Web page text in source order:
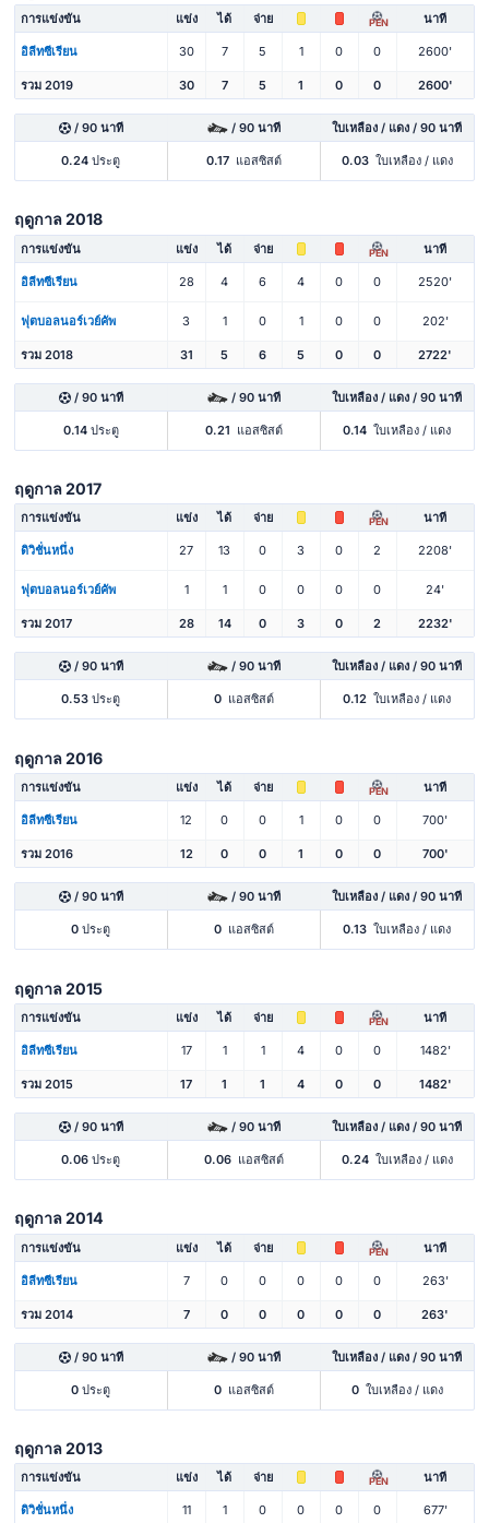
การแข่งขัน แข่ง ได้ จ่าย PEN นาที
อิลีทซีเรียน 30 7 5 1 0 0 2600'
รวม 2019 30 7 5 1 0 0 2600'
/ 90 นาที / 90 นาที ใบเหลือง / แดง / 90 นาที
0.24 ประตู 0.17 แอสซิสต์ 0.03 ใบเหลือง / แดง
ฤดูกาล 2018
การแข่งขัน แข่ง ได้ จ่าย PEN นาที
อิลีทซีเรียน 28 4 6 4 0 0 2520'
ฟุตบอลนอร์เวย์คัพ 3 1 0 1 0 0 202'
รวม 2018 31 5 6 5 0 0 2722'
/ 90 นาที / 90 นาที ใบเหลือง / แดง / 90 นาที
0.14ประตู 0.21 แอสซิสต์ 0.14 ใบเหลือง / แดง
ฤดูกาล 2017
การแข่งขัน แข่ง ได้ จ่าย PEN นาที
ดิวิชั่นหนึ่ง 27 13 0 3 0 2 2208'
ฟุตบอลนอร์เวย์คัพ 1 1 0 0 0 0 24'
รวม 2017 28 14 0 3 0 2 2232'
/ 90 นาที / 90 นาที ใบเหลือง / แดง / 90 นาที
0.53 ประตู 0 แอสซิสต์ 0.12 ใบเหลือง / แดง
ฤดูกาล 2016
การแข่งขัน แข่ง ได้ จ่าย PEN นาที
อิลีทซีเรียน 12 0 0 1 0 0 700'
รวม 2016 12 0 0 1 0 0 700'
/ 90 นาที / 90 นาที ใบเหลือง / แดง / 90 นาที
0 ประตู 0 แอสซิสต์ 0.13 ใบเหลือง / แดง
ฤดูกาล 2015
การแข่งขัน แข่ง ได้ จ่าย PEN นาที
อิลีทซีเรียน 17 1 1 4 0 0 1482'
รวม 2015 17 1 1 4 0 0 1482'
/ 90 นาที / 90 นาที ใบเหลือง / แดง / 90 นาที
0.06 ประตู 0.06 แอสซิสต์ 0.24 ใบเหลือง / แดง
ฤดูกาล 2014
การแข่งขัน แข่ง ได้ จ่าย PEN นาที
อิลีทซีเรียน 7 0 0 0 0 0 263'
รวม 2014 7 0 0 0 0 0 263'
/ 90 นาที / 90 นาที ใบเหลือง / แดง / 90 นาที
0 ประตู 0 แอสซิสต์ 0 ใบเหลือง / แดง
ฤดูกาล 2013
การแข่งขัน แข่ง ได้ จ่าย PEN นาที
ดิวิชั่นหนึ่ง 11 1 0 0 0 0 677'